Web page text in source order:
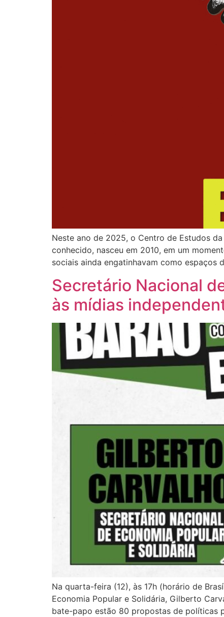
Neste ano de 2025, o Centro de Estudos
conhecido, nasceu em 2010, em um
sociais ainda engatinhavam como espaços
Secretário Nacional
às mídias
Na quarta-feira (12), às 17h (horário de
Economia Popular e Solidária, Gilberto
bate-papo estão 80 propostas de políticas